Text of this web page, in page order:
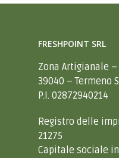
FRESHPOINT SRL
Zona Artigianale
39040 – Termeno
P.I. 02872940214
Registro delle
21275
Capitale sociale